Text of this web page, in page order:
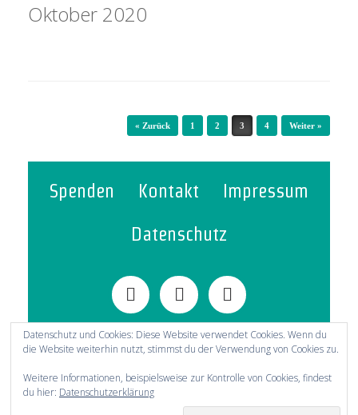
Oktober 2020
« Zurück 1 2 3 4 Weiter »
Spenden Kontakt
Impressum
Datenschutz
© 2021-2025 Evangelische Gemeinschaft
Kredenbach
Datenschutz und Cookies: Diese Website verwendet Cookies. Wenn du
die Website weiterhin nutzt, stimmst du der Verwendung von Cookies zu.
Weitere Informationen, beispielsweise zur Kontrolle von Cookies, findest
du hier: Datenschutzerklärung